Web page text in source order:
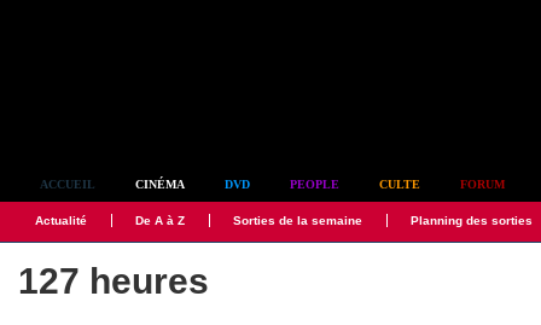
ACCUEIL CINÉMA DVD PEOPLE CULTE FORUM
Actualité De A à Z Sorties de la semaine Planning des sorties
127 heures